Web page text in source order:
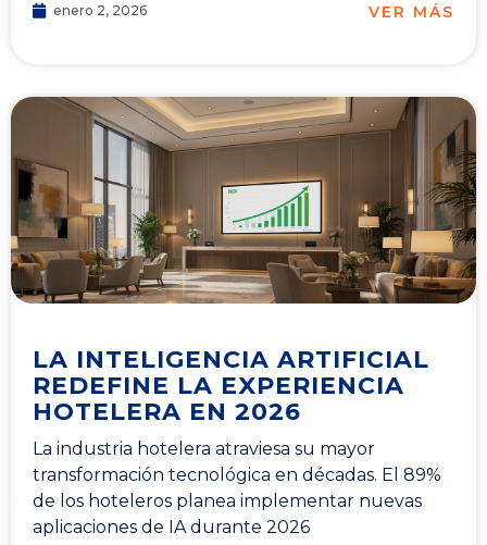
enero 2, 2026 VER MÁS
LA INTELIGENCIA ARTIFICIAL
REDEFINE LA EXPERIENCIA
HOTELERA EN 2026
La industria hotelera atraviesa su mayor
transformación tecnológica en décadas. El 89%
de los hoteleros planea implementar nuevas
aplicaciones de IA durante 2026